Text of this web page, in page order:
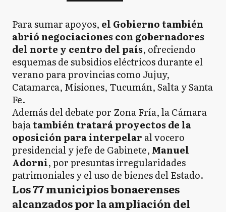
Para sumar apoyos, el Gobierno también
abrió negociaciones con gobernadores
del norte y centro del país, ofreciendo
esquemas de subsidios eléctricos durante el
verano para provincias como Jujuy,
Catamarca, Misiones, Tucumán, Salta y Santa
Fe.
Además del debate por Zona Fría, la Cámara
bajatambién tratará proyectos de la
oposición para interpelar al vocero
presidencial y jefe de Gabinete, Manuel
Adorni, por presuntas irregularidades
patrimoniales y el uso de bienes del Estado.
Los 77 municipios bonaerenses
alcanzados por la ampliación del